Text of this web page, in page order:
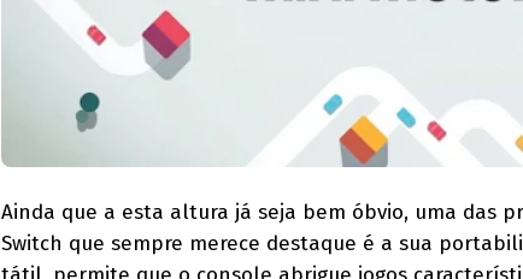
Ainda que a esta altura já seja bem óbvio, uma das
Switch que sempre merece destaque é a sua